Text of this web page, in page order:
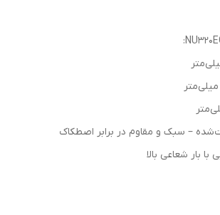
– سبک و مقاوم در برابر اصطکاک
با بار شعاعی بالا